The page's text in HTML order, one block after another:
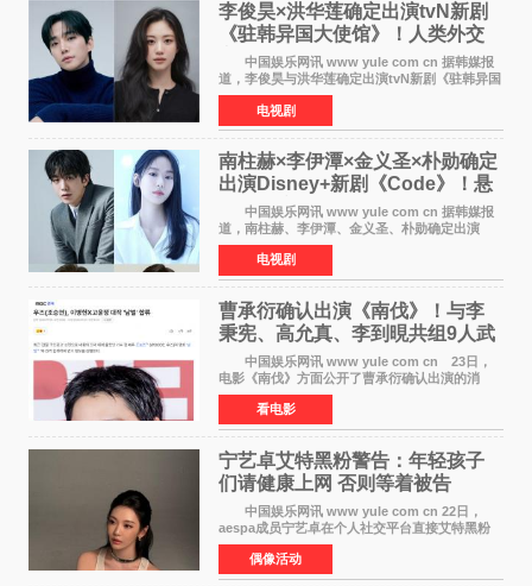
李俊昊×洪华莲确定出演tvN新剧
《驻韩异国大使馆》！人类外交
官与“龙”大使的奇幻
中国娱乐网讯 www yule com cn 据韩媒报
道，李俊昊与洪华莲确定出演tvN新剧《驻韩异国
大使馆》，分别担任男女主角，引发期待。
该剧讲述了一位因管理驻韩异国大使馆（负责管
理居住在大韩
电视剧
南柱赫×李伊潭×金义圣×朴勋确定
出演Disney+新剧《Code》！悬
疑犯罪惊悚明年上线
中国娱乐网讯 www yule com cn 据韩媒报
道，南柱赫、李伊潭、金义圣、朴勋确定出演
Disney+新剧《Code》，该剧预计将于明年播
出，引发高度关注。 本剧改编自同名人气台
剧，讲述了一位往来
电视剧
曹承衍确认出演《南伐》！与李
秉宪、高允真、李到晛共组9人武
士团
中国娱乐网讯 www yule com cn 23日，
电影《南伐》方面公开了曹承衍确认出演的消
息。通过歌手活动展现出独特色彩的曹承衍将在
片中饰演拥有出色弓箭技术的弓箭手，他将在这
一历史动作大片中展
看电影
宁艺卓艾特黑粉警告：年轻孩子
们​请健康上网 否则等着被告
中国娱乐网讯 www yule com cn 22日，
aespa成员宁艺卓在个人社交平台直接艾特黑粉
账号，正面喊话回应长期以来的恶意攻击，引发
广泛关注。 宁艺卓在文中表示，自己早已注
意到部分网友持续
偶像活动